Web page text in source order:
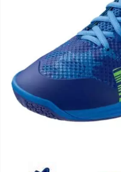
Гравці Yonex
Гравці Yonex